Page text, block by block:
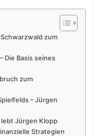
zum
Die Basis seines
zum
– Jürgen
lebt Jürgen Klopp
Strategien